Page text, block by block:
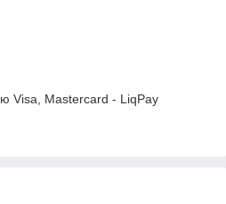
Visa, Mastercard - LiqPay